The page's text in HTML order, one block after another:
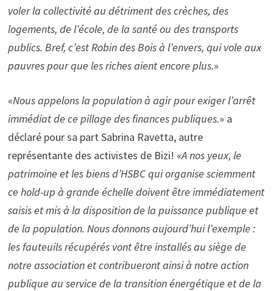
voler la collectivité au détriment des crèches, des
logements, de l’école, de la santé ou des transports
publics. Bref, c’est Robin des Bois à l’envers, qui vole aux
pauvres pour que les riches aient encore plus.»
«Nous appelons la population à agir pour exiger l’arrêt
immédiat de ce pillage des finances publiques.» a
déclaré pour sa part Sabrina Ravetta, autre
représentante des activistes de Bizi! «A nos yeux, le
patrimoine et les biens d’HSBC qui organise sciemment
ce hold-up à grande échelle doivent être immédiatement
saisis et mis à la disposition de la puissance publique et
de la population. Nous donnons aujourd’hui l’exemple :
les fauteuils récupérés vont être installés au siège de
notre association et contribueront ainsi à notre action
publique au service de la transition énergétique et de la